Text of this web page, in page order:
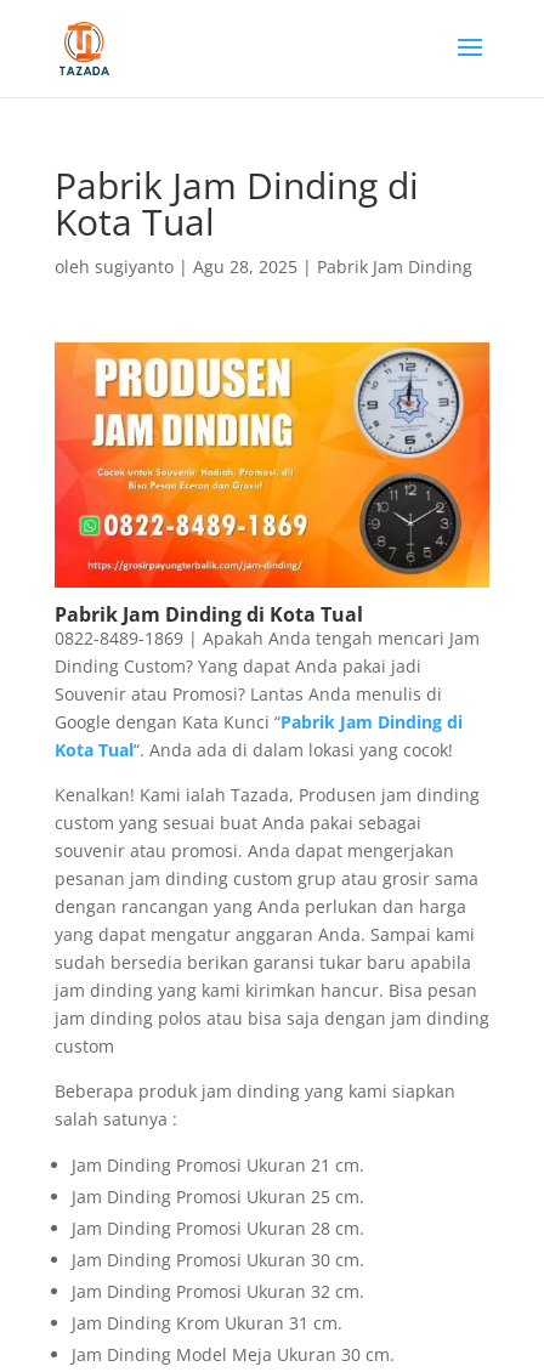
Pabrik Jam Dinding di
Kota Tual
oleh sugiyanto| Agu 28, 2025| Pabrik Jam Dinding
Pabrik Jam Dinding di Kota Tual
0822-8489-1869 | Apakah Anda tengah mencari Jam
Dinding Custom? Yang dapat Anda pakai jadi
Souvenir atau Promosi? Lantas Anda menulis di
Google dengan Kata Kunci “Pabrik Jam Dinding di
Kota Tual“. Anda ada di dalam lokasi yang cocok!
Kenalkan! Kami ialah Tazada, Produsen jam dinding
custom yang sesuai buat Anda pakai sebagai
souvenir atau promosi. Anda dapat mengerjakan
pesanan jam dinding custom grup atau grosir sama
dengan rancangan yang Anda perlukan dan harga
yang dapat mengatur anggaran Anda. Sampai kami
sudah bersedia berikan garansi tukar baru apabila
jam dinding yang kami kirimkan hancur. Bisa pesan
jam dinding polos atau bisa saja dengan jam dinding
custom
Beberapa produk jam dinding yang kami siapkan
salah satunya :
Jam Dinding Promosi Ukuran 21 cm.
Jam Dinding Promosi Ukuran 25 cm.
Jam Dinding Promosi Ukuran 28 cm.
Jam Dinding Promosi Ukuran 30 cm.
Jam Dinding Promosi Ukuran 32 cm.
Jam Dinding Krom Ukuran 31 cm.
Jam Dinding Model Meja Ukuran 30 cm.